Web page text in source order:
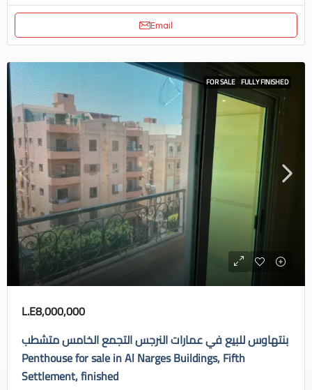
Email
FOR SALE FULLY FINISHED
L.E8,000,000
بنتهاوس للبيع في عمارات النرجس التجمع الخامس متشطب
Penthouse for sale in Al Narges Buildings, Fifth
Settlement, finished